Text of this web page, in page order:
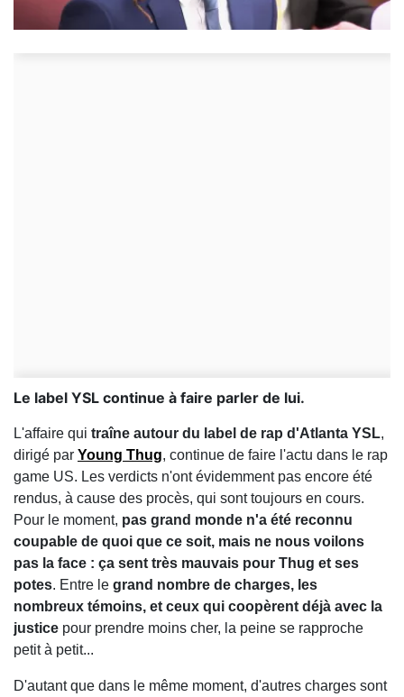
Le label YSL continue à faire parler de lui.
L'affaire qui traîne autour du label de rap d'Atlanta YSL,
dirigé par Young Thug, continue de faire l'actu dans le rap
game US. Les verdicts n'ont évidemment pas encore été
rendus, à cause des procès, qui sont toujours en cours.
Pour le moment, pas grand monde n'a été reconnu
coupable de quoi que ce soit, mais ne nous voilons
pas la face : ça sent très mauvais pour Thug et ses
potes. Entre le grand nombre de charges, les
nombreux témoins, et ceux qui coopèrent déjà avec la
justice pour prendre moins cher, la peine se rapproche
petit à petit...
D'autant que dans le même moment, d'autres charges sont